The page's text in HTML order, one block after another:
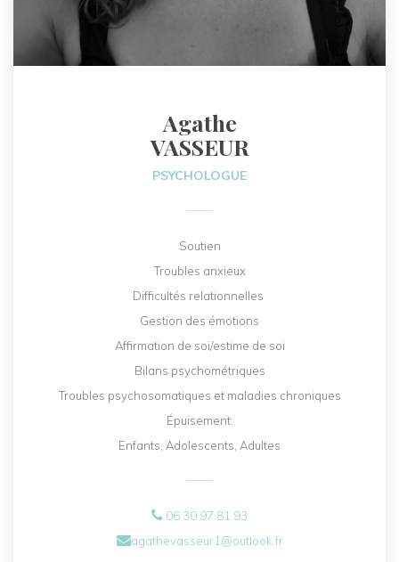
Agathe
VASSEUR
PSYCHOLOGUE
Soutien
Troubles anxieux
Difficultés relationnelles
Gestion des émotions
Affirmation de soi/estime de soi
Bilans psychométriques
Troubles psychosomatiques et maladies chroniques
Épuisement.
Enfants, Adolescents, Adultes
06 30 97 81 93
agathevasseur1@outlook.fr